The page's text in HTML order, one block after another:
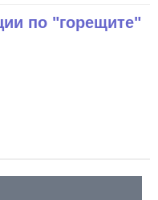
по "горещите"